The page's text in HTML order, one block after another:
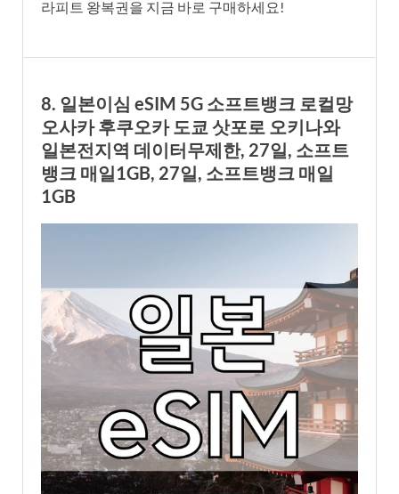
라피트 왕복권을 지금 바로 구매하세요!
8. 일본이심 eSIM 5G 소프트뱅크 로컬망
오사카 후쿠오카 도쿄 삿포로 오키나와
일본전지역 데이터무제한, 27일, 소프트
뱅크 매일1GB, 27일, 소프트뱅크 매일
1GB